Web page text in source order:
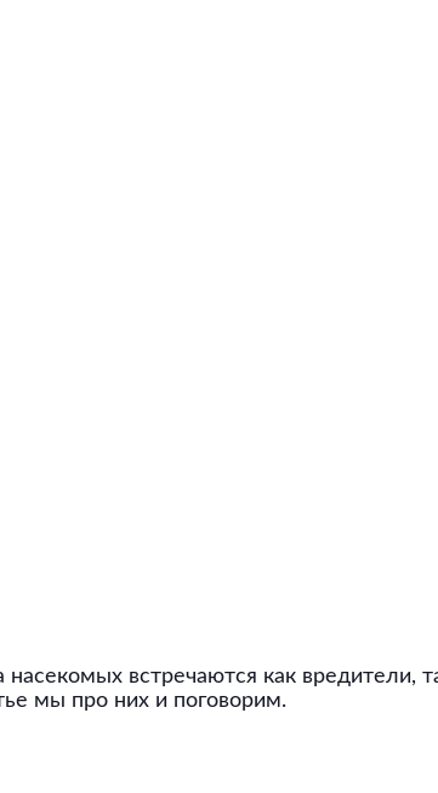
встречаются как
мы про них и поговорим.